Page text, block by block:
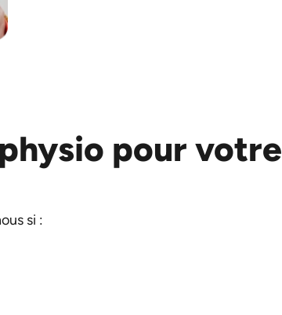
pour votre
si :